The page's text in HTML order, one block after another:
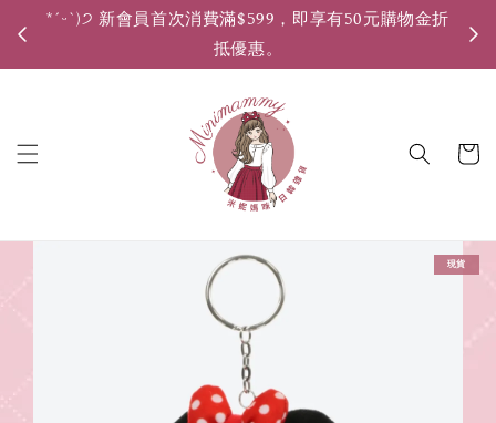
*ˊᵕˋ)੭ 新會員首次消費滿$599，即享有50元購物金折
抵優惠。
現貨